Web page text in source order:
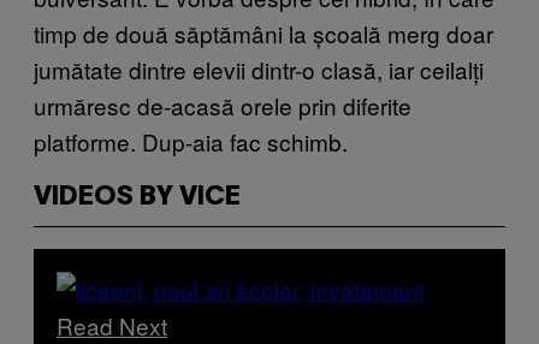
timp de două săptămâni la școală merg doar
jumătate dintre elevii dintr-o clasă, iar ceilalți
urmăresc de-acasă orele prin diferite
platforme. Dup-aia fac schimb.
VIDEOS BY VICE
Read Next